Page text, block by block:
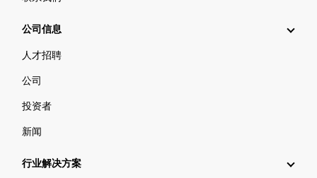
公司信息
人才招聘
公司
投资者
新闻
行业解决方案